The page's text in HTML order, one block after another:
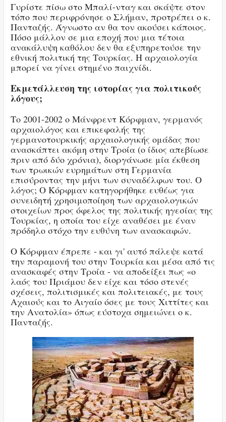
Γυρίστε πίσω στο Μπαλί-νταγ και σκάψτε στον
τόπο που περιφρόνησε ο Σλήμαν, προτρέπει ο κ.
Πανταζής. Άγνωστο αν θα τον ακούσει κάποιος.
Πόσο μάλλον σε μια εποχή που μια τέτοια
ανακάλυψη καθόλου δεν θα εξυπηρετούσε την
εθνική πολιτική της Τουρκίας. Η αρχαιολογία
μπορεί να γίνει στημένο παιχνίδι.
Εκμετάλλευση της ιστορίας για πολιτικούς
λόγους;
Το 2001-2002 ο Μάνφρεντ Κόρφμαν, γερμανός
αρχαιολόγος και επικεφαλής της
γερμανοτουρκικής αρχαιολογικής ομάδας που
ανασκάπτει ακόμη στην Τροία (ο ίδιος απεβίωσε
πριν από δύο χρόνια), διοργάνωσε μία έκθεση
των τρωικών ευρημάτων στη Γερμανία
επισύροντας την μήνι των συναδέλφων του. Ο
λόγος; Ο Κόρφμαν κατηγορήθηκε ευθέως για
συνειδητή χρησιμοποίηση των αρχαιολογικών
στοιχείων προς όφελος της πολιτικής ηγεσίας της
Τουρκίας, η οποία του είχε αναθέσει με έναν
πρόδηλο στόχο την ευθύνη των ανασκαφών.
Ο Κόρφμαν έπρεπε - και γι' αυτό πάλεψε κατά
την παραμονή του στην Τουρκία και μέσα από τις
ανασκαφές στην Τροία - να αποδείξει πως «ο
λαός του Πριάμου δεν είχε και τόσο στενές
σχέσεις, πολιτισμικές και πολιτειακές, με τους
Αχαιούς και το Αιγαίο όσες με τους Χιττίτες και
την Ανατολία» όπως εύστοχα σημειώνει ο κ.
Πανταζής.